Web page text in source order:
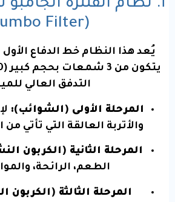
أ. نظام الفلترة الجامبو
(Jumbo Filter)
يُعد هذا النظام خط الدفاع الأول
التدفق العالي
المرحلة الأولى (الشوائب):
والأتربة العالقة التي تأتي
المرحلة الثانية (الكربون
الطعم، الرائحة،
المرحلة الثالثة